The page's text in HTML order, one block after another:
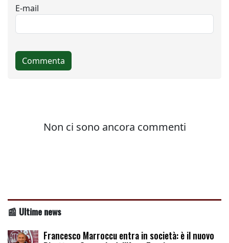
📰 Ultime news
Francesco Marroccu entra in società: è il nuovo